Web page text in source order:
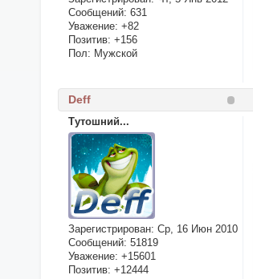
Сообщений: 631
Уважение: +82
Позитив: +156
Пол: Мужской
Deff
Тутошний...
Зарегистрирован: Ср, 16 Июн 2010
Сообщений: 51819
Уважение: +15601
Позитив: +12444